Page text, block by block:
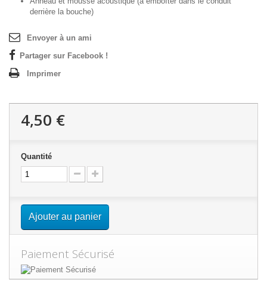
derrière la bouche)
Envoyer à un ami
Partager sur Facebook !
Imprimer
4,50 €
Quantité
Ajouter au panier
Paiement Sécurisé